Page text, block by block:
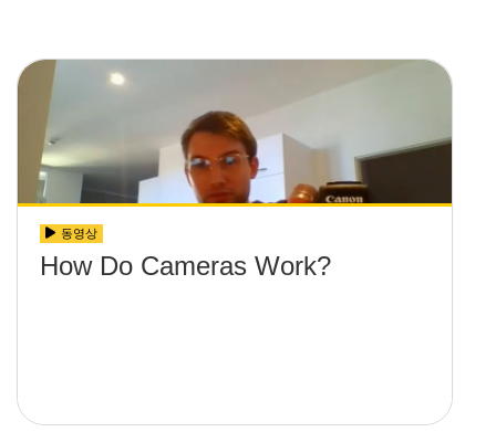
동영상
How Do Cameras Work?